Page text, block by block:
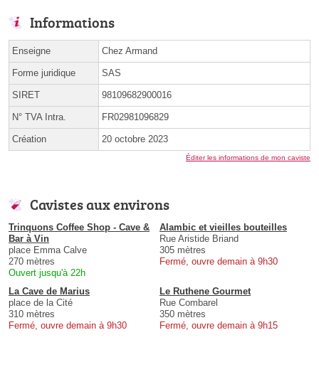
Informations
Enseigne Chez Armand
Forme juridique SAS
SIRET 98109682900016
N° TVA Intra. FR02981096829
Création 20 octobre 2023
Éditer les informations de mon caviste
Cavistes aux environs
Trinquons Coffee Shop - Cave &
Bar à Vin
place Emma Calve
270 mètres
Ouvert jusqu'à 22h
Alambic et vieilles bouteilles
Rue Aristide Briand
305 mètres
Fermé, ouvre demain à 9h30
La Cave de Marius
place de la Cité
310 mètres
Fermé, ouvre demain à 9h30
Le Ruthene Gourmet
Rue Combarel
350 mètres
Fermé, ouvre demain à 9h15